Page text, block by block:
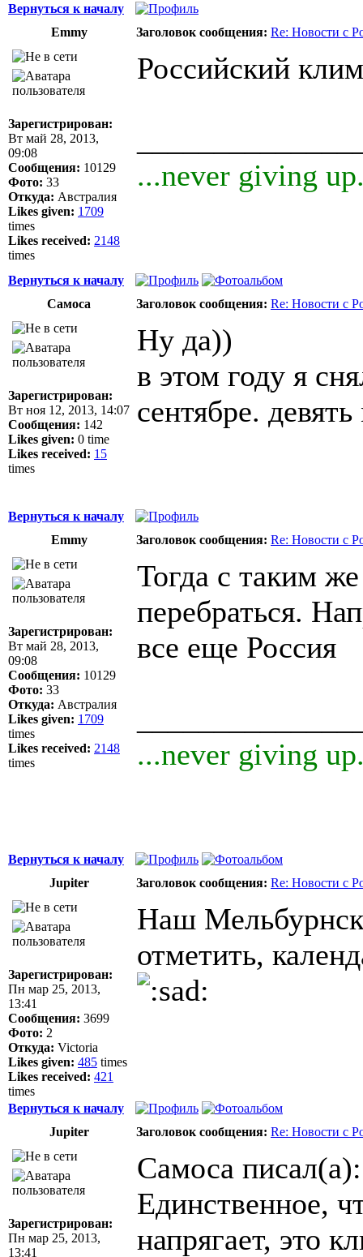
Вернуться к началу
Emmy
Заголовок сообщения: Re: Новости с
Зарегистрирован:
Вт май 28, 2013,
09:08
Сообщения: 10129
Фото: 33
Откуда: Австралия
Likes given: 1709
times
Likes received: 2148
times
Российский
...never giving
Вернуться к началу
Самоса
Заголовок сообщения: Re: Новости с
Зарегистрирован:
Вт ноя 12, 2013, 14:07
Сообщения: 142
Likes given: 0 time
Likes received: 15
times
Ну да))
в этом году я
сентябре.
Вернуться к началу
Emmy
Заголовок сообщения: Re: Новости с
Зарегистрирован:
Вт май 28, 2013,
09:08
Сообщения: 10129
Фото: 33
Откуда: Австралия
Likes given: 1709
times
Likes received: 2148
times
Тогда с таким
перебраться.
все еще Россия
...never giving
Вернуться к началу
Jupiter
Заголовок сообщения: Re: Новости с
Зарегистрирован:
Пн мар 25, 2013,
13:41
Сообщения: 3699
Фото: 2
Откуда: Victoria
Likes given: 485 times
Likes received: 421
times
Наш
отметить,
Вернуться к началу
Jupiter
Заголовок сообщения: Re: Новости с
Зарегистрирован:
Пн мар 25, 2013,
13:41
Самоса писал(а):
Единственное,
напрягает, это